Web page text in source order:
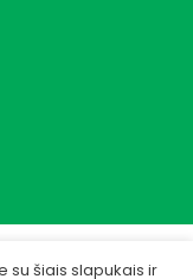
su šiais slapukais ir